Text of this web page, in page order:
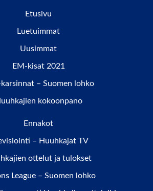
Etusivu
Luetuimmat
Uusimmat
EM-kisat 2021
– Suomen lohko
kokoonpano
Ennakot
– Huuhkajat TV
ottelut ja tulokset
League – Suomen lohko